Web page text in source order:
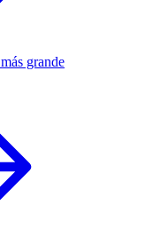
grande